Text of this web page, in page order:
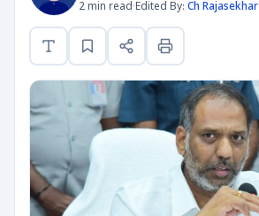
2 min read·Edited By: Ch Rajasekhar